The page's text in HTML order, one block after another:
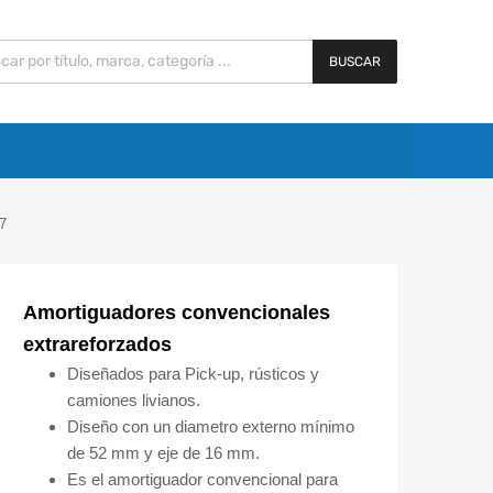
BUSCAR
Amortiguadores convencionales
extrareforzados
Diseñados para Pick-up, rústicos y
camiones livianos.
Diseño con un diametro externo mínimo
de 52 mm y eje de 16 mm.
Es el amortiguador convencional para